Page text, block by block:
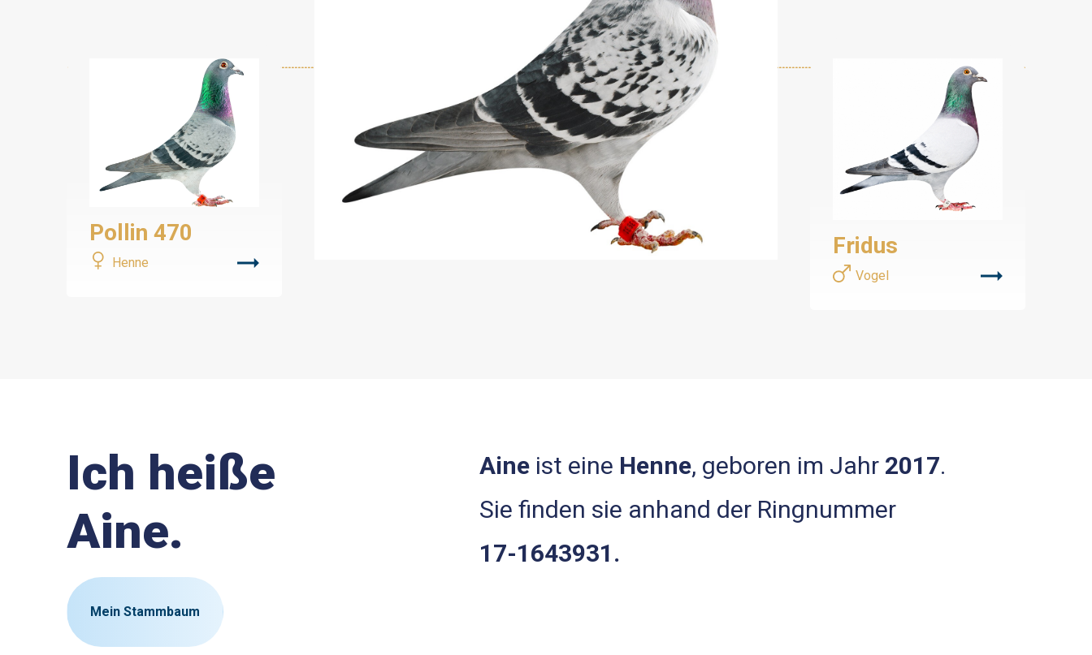
Pollin 470
Henne
Fridus
Vogel
Ich heiße
Aine.
Mein Stammbaum
Aine ist eine Henne, geboren im Jahr 2017.
Sie finden sie anhand der Ringnummer
17-1643931.